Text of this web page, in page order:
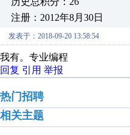
注册：2012年8月30日
发表于：2018-09-20 13:58:54
我有。专业编程
回复 引用 举报
热门招聘
相关主题